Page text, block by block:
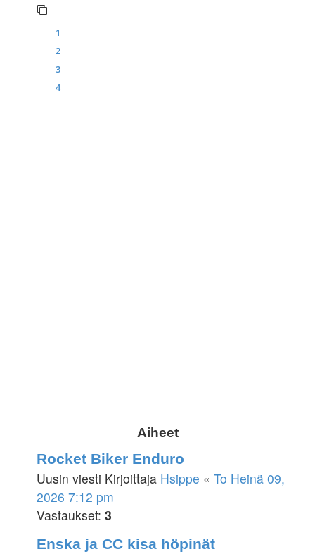
1
2
3
4
Aiheet
Rocket Biker Enduro
Uusin viesti Kirjoittaja Hsippe « To Heinä 09,
2026 7:12 pm
Vastaukset: 3
Enska ja CC kisa höpinät